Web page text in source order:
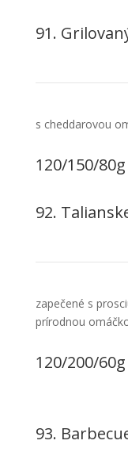
91.
s cheddarovou
120/150/80g
92.
zapečené s
prírodnou
120/200/60g
93.